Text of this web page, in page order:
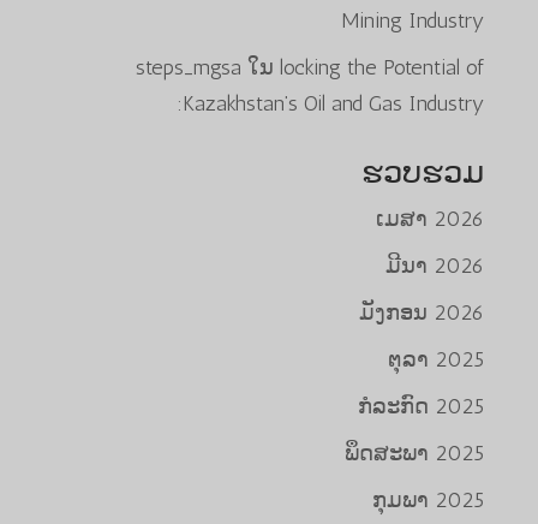
Mining Industry
steps_mgsa ໃນ locking the Potential of
Kazakhstan’s Oil and Gas Industry:
ຮວບຮວມ
ເມສາ 2026
ມີນາ 2026
ມັງກອນ 2026
ຕຸລາ 2025
ກໍລະກົດ 2025
ພຶດສະພາ 2025
ກຸມພາ 2025